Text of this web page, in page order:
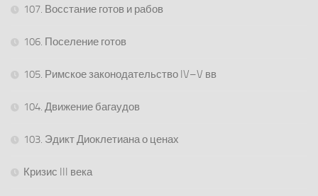
107. Восстание готов и рабов
106. Поселение готов
105. Римское законодательство IV–V вв
104. Движение багаудов
103. Эдикт Диоклетиана о ценах
Кризис III века